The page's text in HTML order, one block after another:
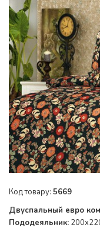
Код товару: 5669
Двуспальный евро
Пододеяльник: